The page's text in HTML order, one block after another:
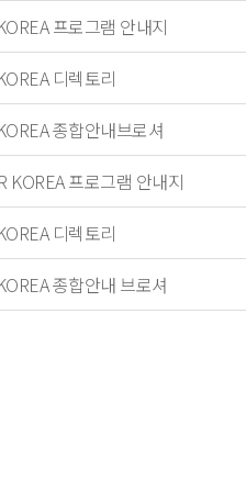
프로그램 안내지
디렉토리
종합안내브로셔
KOREA 프로그램 안내지
디렉토리
종합안내 브로셔